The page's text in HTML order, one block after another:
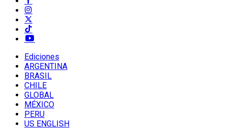
Ediciones
ARGENTINA
BRASIL
CHILE
GLOBAL
MÉXICO
PERU
US ENGLISH